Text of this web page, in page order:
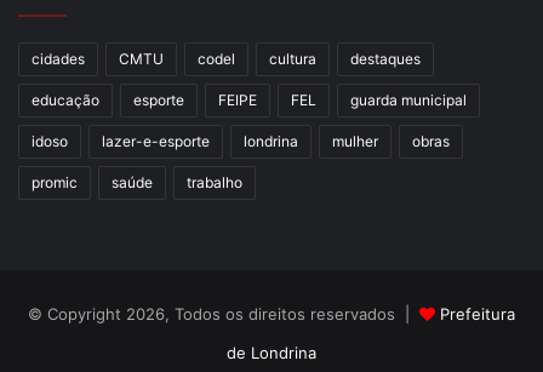
cidades CMTU codel cultura destaques
educação esporte FEIPE FEL guarda municipal
idoso lazer-e-esporte londrina mulher obras
promic saúde trabalho
© Copyright 2026, Todos os direitos reservados |
Prefeitura
de Londrina